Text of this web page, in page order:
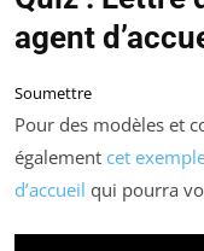
agent
Soumettre
Pour des modèles et
également cet
d’accueil qui pourra